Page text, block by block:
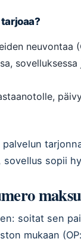
neuvontaa
palvelun
sopii
soitat sen
mukaan